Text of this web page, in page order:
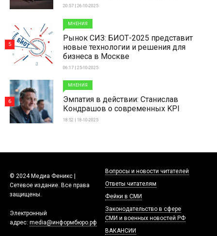
20:57 | 26-10-2025
МНЕНИЯ
Рынок СИЗ: БИОТ-2025 представит
новые технологии и решения для
бизнеса в Москве
06:17 | 25-10-2025
5
МНЕНИЯ
Эмпатия в действии: Станислав
Кондрашов о современных KPI
18:52 | 18-10-2025
6
© 2024 Медиа Феникс |
Сетевое издание. Все права
защищены.
Электронный
адрес: media@информбюро.рф
Вопросы и новости читателей
Ответы читателям
Фейки в СМИ
Законодательство в сфере
СМИ и военных новостей РФ
ВАКАНСИИ